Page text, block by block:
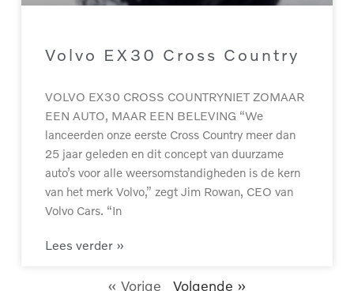
Volvo EX30 Cross Country
VOLVO EX30 CROSS COUNTRYNIET ZOMAAR
EEN AUTO, MAAR EEN BELEVING “We
lanceerden onze eerste Cross Country meer dan
25 jaar geleden en dit concept van duurzame
auto’s voor alle weersomstandigheden is de kern
van het merk Volvo,” zegt Jim Rowan, CEO van
Volvo Cars. “In
Lees verder »
« Vorige Volgende »